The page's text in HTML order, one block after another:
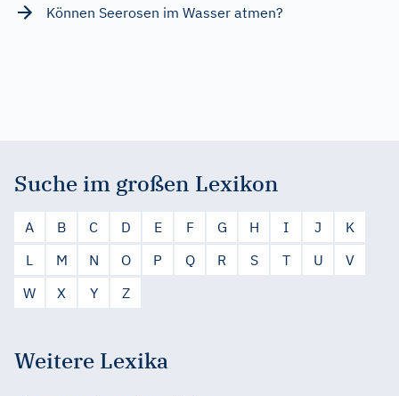
Können Seerosen im Wasser atmen?
Suche im großen Lexikon
A B C D E F G H I J
K
L
M N O P Q R S T U
V
W
X Y Z
Weitere Lexika